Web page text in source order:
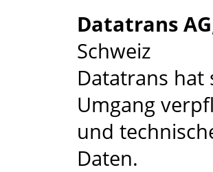
Datatrans AG
Schweiz
Datatrans hat
Umgang
und
Daten.